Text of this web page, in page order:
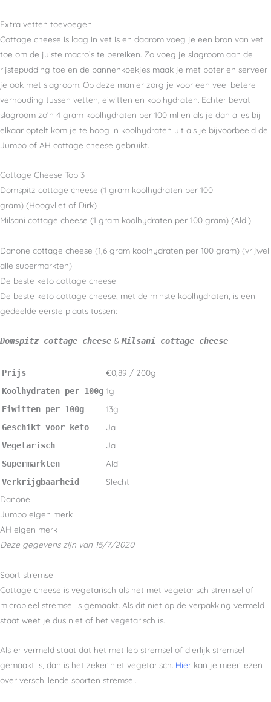
Extra vetten toevoegen
Cottage cheese is laag in vet is en daarom voeg je een bron van vet
toe om de juiste macro’s te bereiken. Zo voeg je slagroom aan de
rijstepudding toe en de pannenkoekjes maak je met boter en serveer
je ook met slagroom. Op deze manier zorg je voor een veel betere
verhouding tussen vetten, eiwitten en koolhydraten. Echter bevat
slagroom zo’n 4 gram koolhydraten per 100 ml en als je dan alles bij
elkaar optelt kom je te hoog in koolhydraten uit als je bijvoorbeeld de
Jumbo of AH cottage cheese gebruikt.
Cottage Cheese Top 3
Domspitz cottage cheese (1 gram koolhydraten per 100
gram) (Hoogvliet of Dirk)
Milsani cottage cheese (1 gram koolhydraten per 100 gram) (Aldi)
Danone cottage cheese (1,6 gram koolhydraten per 100 gram) (vrijwel
alle supermarkten)
De beste keto cottage cheese
De beste keto cottage cheese, met de minste koolhydraten, is een
gedeelde eerste plaats tussen:
Domspitz cottage cheese & Milsani cottage cheese
Prijs €0,89 / 200g
Koolhydraten per 100g 1g
Eiwitten per 100g 13g
Geschikt voor keto Ja
Vegetarisch Ja
Supermarkten Aldi
Verkrijgbaarheid
Slecht
Danone
Jumbo eigen merk
AH eigen merk
Deze gegevens zijn van 15/7/2020
Soort stremsel
Cottage cheese is vegetarisch als het met vegetarisch stremsel of
microbieel stremsel is gemaakt. Als dit niet op de verpakking vermeld
staat weet je dus niet of het vegetarisch is.
Als er vermeld staat dat het met leb stremsel of dierlijk stremsel
gemaakt is, dan is het zeker niet vegetarisch. Hier kan je meer lezen
over verschillende soorten stremsel.